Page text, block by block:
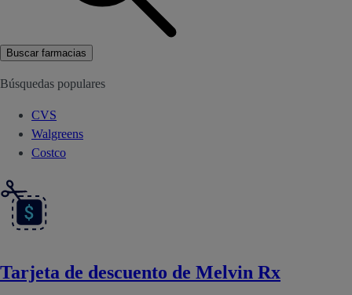
Buscar farmacias
Búsquedas populares
CVS
Walgreens
Costco
Tarjeta de descuento de Melvin Rx